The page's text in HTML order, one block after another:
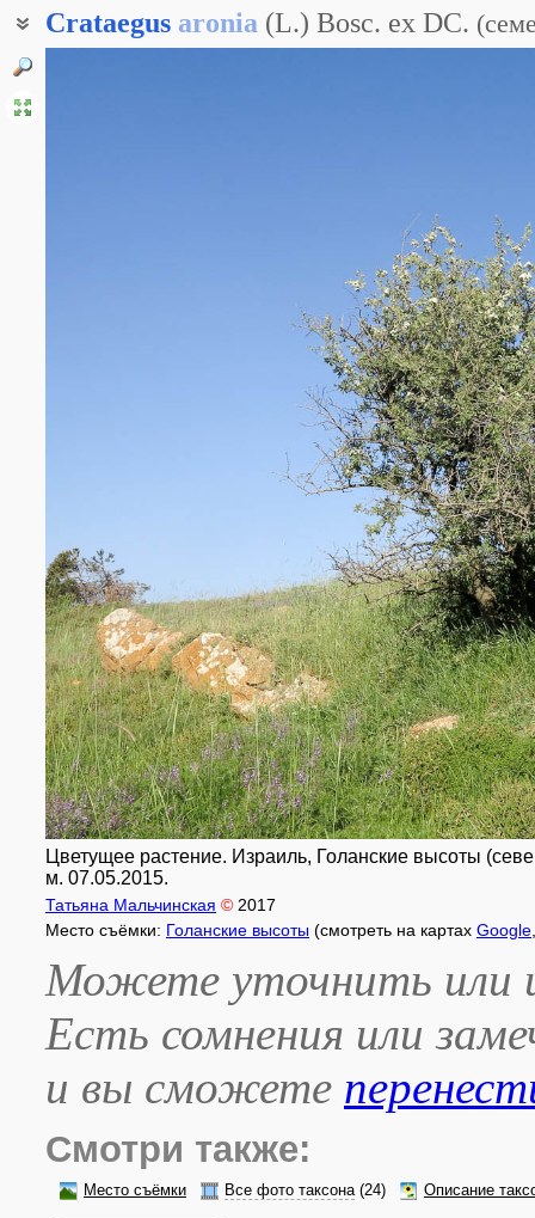
Crataegus aronia (L.) Bosc. ex DC. (
Цветущее растение. Израиль, Голанские высоты
м. 07.05.2015.
Татьяна Мальчинская © 2017
Место съёмки: Голанские высоты (смотреть на картах Google
Можете уточнить или
Есть сомнения или
и вы сможете
Смотри также:
Место съёмки Все фото таксона(24) Описание